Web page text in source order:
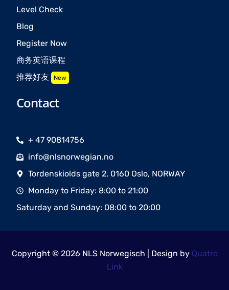
Level Check
Blog
Register Now
商务英语课程
推荐好友 New
Contact
+ 47 90814756
info@nlsnorwegian.no
Tordenskiolds gate 2, 0160 Oslo, NORWAY
Monday to Friday: 8:00 to 21:00
Saturday and Sunday: 08:00 to 20:00
Copyright © 2026 NLS Norwegisch | Design by Quatro
Link